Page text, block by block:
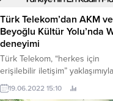
Türk Telekom’dan AKM ve
Beyoğlu Kültür Yolu’nda
deneyimi
Türk Telekom, “herkes için
erişilebilir iletişim” yaklaşımıyla
Türkiye’nin dört bir yanındaki
hizmet noktalarını genişletiyor.
19.06.2022 15:10